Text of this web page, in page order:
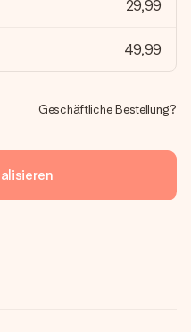
29,99
49,99
Geschäftliche Bestellung?